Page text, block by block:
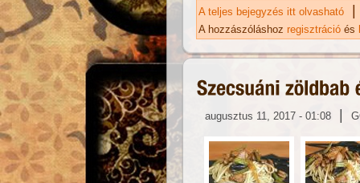
A teljes bejegyzés itt olvasható
|
A hozzászóláshoz regisztráció és
augusztus 11, 2017 - 01:08 |